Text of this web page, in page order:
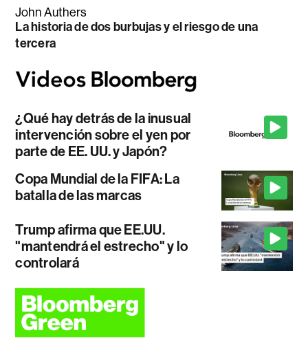
John Authers
La historia de dos burbujas y el riesgo de una
tercera
¿Qué hay detrás de la inusual
intervención sobre el yen por
parte de EE. UU. y Japón?
Copa Mundial de la FIFA: La
batalla de las marcas
Trump afirma que EE.UU.
"mantendrá el estrecho" y lo
controlará